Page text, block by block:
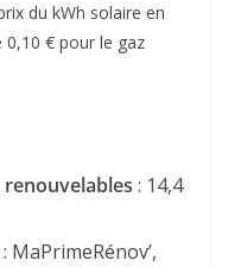
du kWh solaire en
€ pour le gaz
: 14,4
: MaPrimeRénov’,